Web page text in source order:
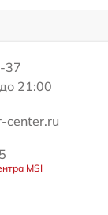
37
21:00
center.ru
MSI